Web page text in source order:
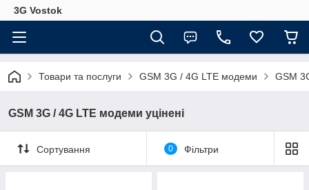
3G Vostok
Товари та послуги GSM 3G / 4G LTE модеми GSM
GSM 3G / 4G LTE модеми уцінені
Сортування 0 Фільтри